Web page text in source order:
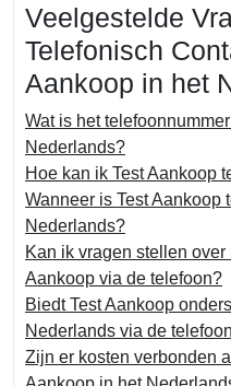
Veelgestelde
Telefonisch
Aankoop in het
Wat is het
Nederlands?
Hoe kan ik Test Aankoop
Wanneer is Test Aankoop
Nederlands?
Kan ik vragen stellen
Aankoop via de telefoon?
Biedt Test Aankoop
Nederlands via de
Zijn er kosten verbonden